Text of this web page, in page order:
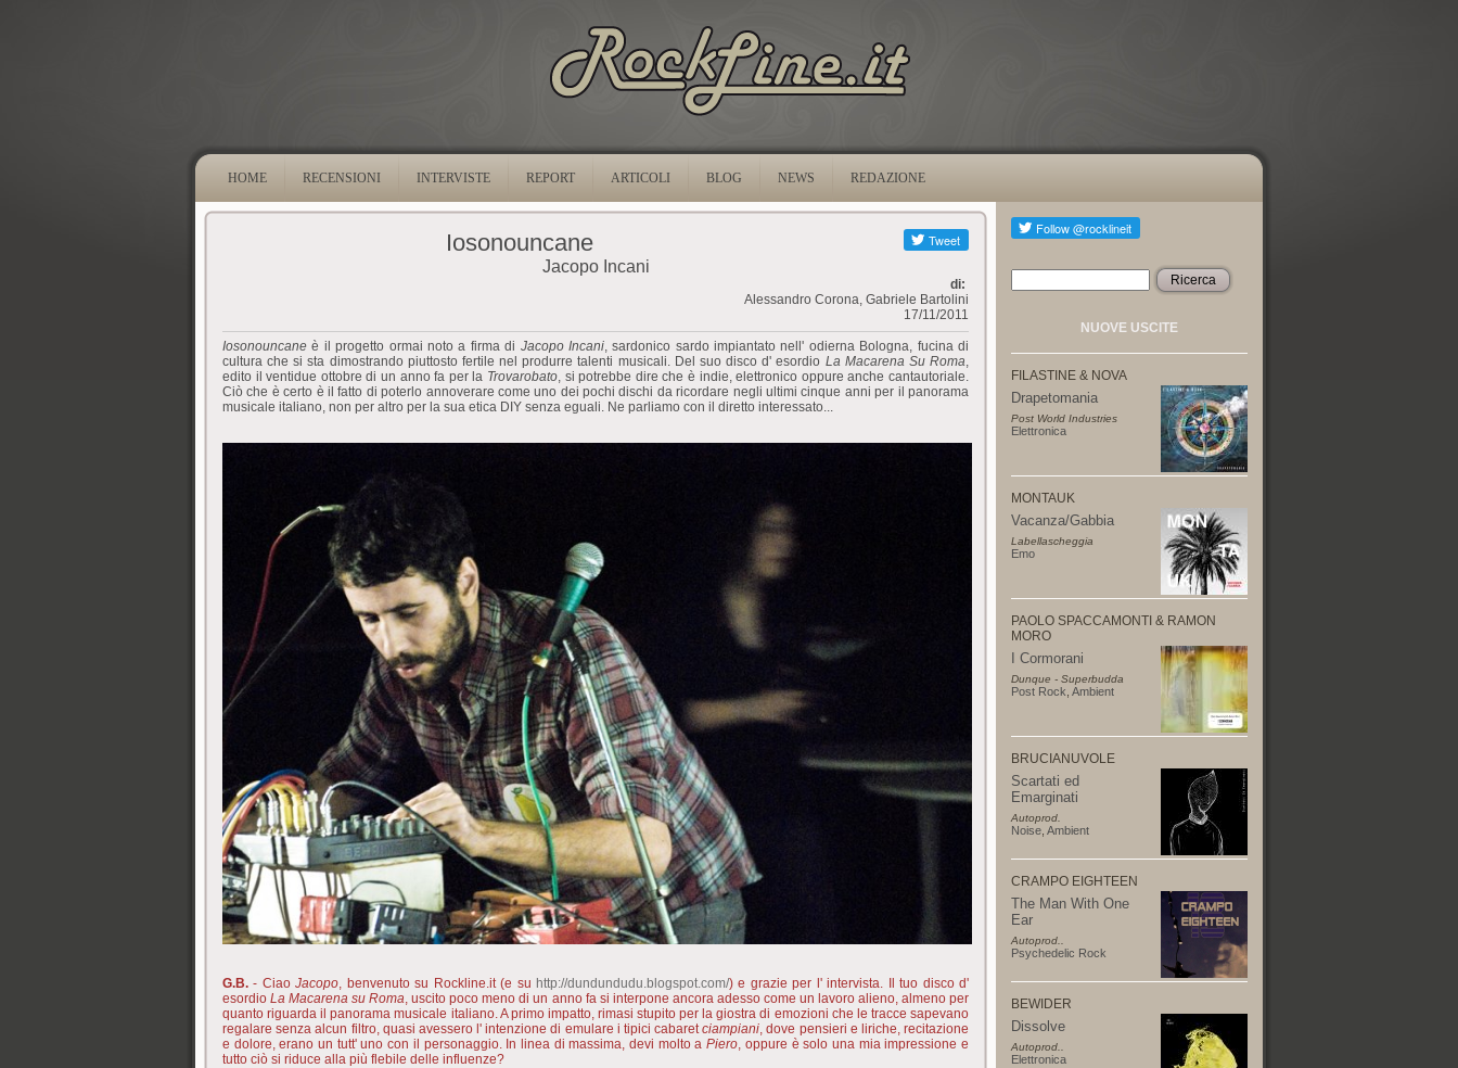
HOME RECENSIONI INTERVISTE REPORT ARTICOLI BLOG NEWS REDAZIONE
Iosonouncane
Jacopo Incani
di:
Alessandro Corona, Gabriele Bartolini
17/11/2011
Iosonouncane è il progetto ormai noto a firma di Jacopo Incani, sardonico sardo impiantato nell' odierna Bologna, fucina di
cultura che si sta dimostrando piuttosto fertile nel produrre talenti musicali. Del suo disco d' esordio La Macarena Su Roma,
edito il ventidue ottobre di un anno fa per la Trovarobato, si potrebbe dire che è indie, elettronico oppure anche cantautoriale.
Ciò che è certo è il fatto di poterlo annoverare come uno dei pochi dischi da ricordare negli ultimi cinque anni per il panorama
musicale italiano, non per altro per la sua etica DIY senza eguali. Ne parliamo con il diretto interessato...
G.B. - CiaoJacopo, benvenuto su Rockline.it (e su http://dundundudu.blogspot.com/) e grazie per l' intervista. Il tuo disco d'
esordioLa Macarena su Roma, uscito poco meno di un anno fa si interpone ancora adesso come un lavoro alieno, almeno per
quanto riguarda il panorama musicale italiano. A primo impatto, rimasi stupito per la giostra di emozioni che le tracce sapevano
regalare senza alcun filtro, quasi avessero l' intenzione di emulare i tipici cabaretciampiani, dove pensieri e liriche, recitazione
e dolore, erano un tutt' uno con il personaggio. In linea di massima, devi molto aPiero, oppure è solo una mia impressione e
tutto ciò si riduce alla più flebile delle influenze?
Form di ricerca
Ricerca
NUOVE USCITE
FILASTINE & NOVA
Drapetomania
Post World Industries
Elettronica
MONTAUK
Vacanza/Gabbia
Labellascheggia
Emo
PAOLO SPACCAMONTI & RAMON
MORO
I Cormorani
Dunque - Superbudda
Post Rock Ambient
BRUCIANUVOLE
Scartati ed
Emarginati
Autoprod.
Noise Ambient
CRAMPO EIGHTEEN
The Man With One
Ear
Autoprod..
Psychedelic Rock
BEWIDER
Dissolve
Autoprod..
Elettronica